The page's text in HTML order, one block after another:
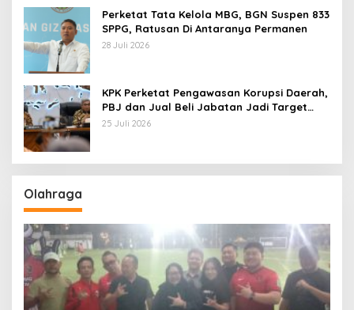
Perketat Tata Kelola MBG, BGN Suspen 833
SPPG, Ratusan Di Antaranya Permanen
28 Juli 2026
KPK Perketat Pengawasan Korupsi Daerah,
PBJ dan Jual Beli Jabatan Jadi Target
Utama
25 Juli 2026
Olahraga